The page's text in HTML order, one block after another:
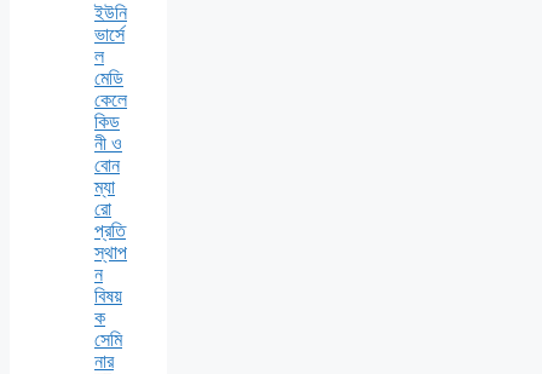
ইউনি
ভার্সে
ল
মেডি
কেলে
কিড
নী ও
বোন
ম্যা
রো
প্রতি
স্থাপ
ন
বিষয়
ক
সেমি
নার